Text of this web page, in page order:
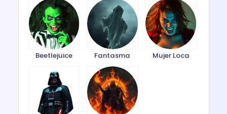
Beetlejuice Fantasma Mujer Loca